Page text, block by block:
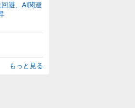
避、AI関連
もっと見る